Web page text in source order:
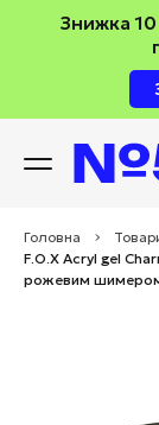
Знижка
Головна >
F.O.X Acryl gel
рожевим